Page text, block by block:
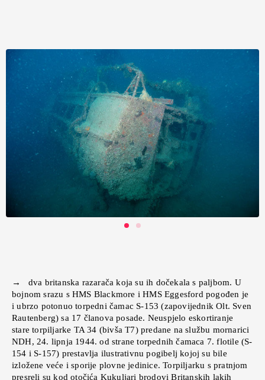
→ dva britanska razarača koja su ih dočekala s paljbom. U
bojnom srazu s HMS Blackmore i HMS Eggesford pogođen je
i ubrzo potonuo torpedni čamac S-153 (zapovijednik Olt. Sven
Rautenberg) sa 17 članova posade. Neuspjelo eskortiranje
stare torpiljarke TA 34 (bivša T7) predane na službu mornarici
NDH, 24. lipnja 1944. od strane torpednih čamaca 7. flotile (S-
154 i S-157) prestavlja ilustrativnu pogibelj kojoj su bile
izložene veće i sporije plovne jedinice. Torpiljarku s pratnjom
presreli su kod otočića Kukuljari brodovi Britanskih lakih